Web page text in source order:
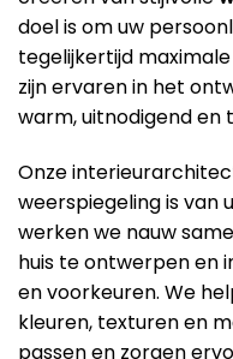
doel is om uw
tegelijkertijd
zijn ervaren in het
warm, uitnodigend en
Onze
weerspiegeling is van
werken we nauw
huis te ontwerpen en
en voorkeuren. We
kleuren, texturen en
passen en zorgen